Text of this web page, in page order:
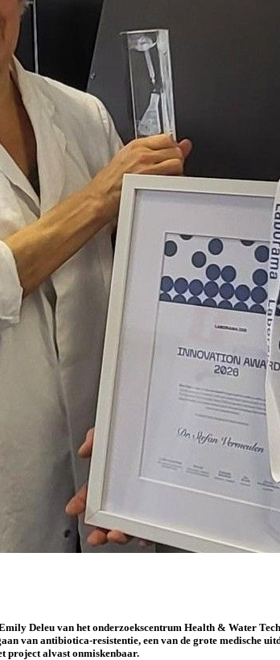
Deleu van het onderzoekscentrum Health & Water
van antibiotica-resistentie, een van de grote medische
project alvast onmiskenbaar.